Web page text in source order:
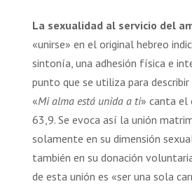
La sexualidad al servicio del
«unirse» en el original hebreo
sintonía, una adhesión física e
punto que se utiliza para
«Mi alma está unida a ti» canta el
63,9. Se evoca así la unión
solamente en su dimensión
también en su donación
de esta unión es «ser una sola